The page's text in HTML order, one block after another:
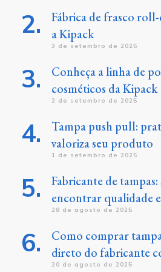
Fábrica de frasco
a Kipack
3 de setembro de 2025
Conheça a linha de
cosméticos da Kipack
2 de setembro de 2025
Tampa push pull:
valoriza seu produto
1 de setembro de 2025
Fabricante de tampas:
encontrar qualidade
28 de agosto de 2025
Como comprar
direto do fabricante
20 de agosto de 2025